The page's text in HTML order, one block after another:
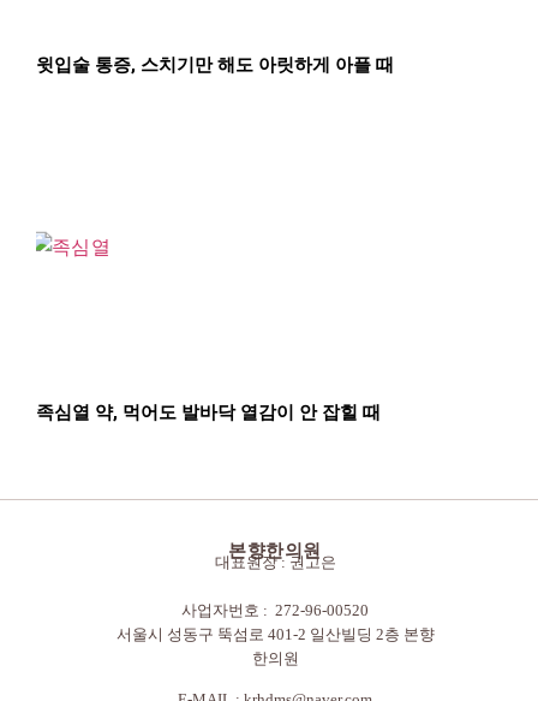
윗입술 통증, 스치기만 해도 아릿하게 아플 때
족심열 약, 먹어도 발바닥 열감이 안 잡힐 때
본향한의원
대표원장 : 권고은
사업자번호 : 272-96-00520
서울시 성동구 뚝섬로 401-2 일산빌딩 2층 본향
한의원